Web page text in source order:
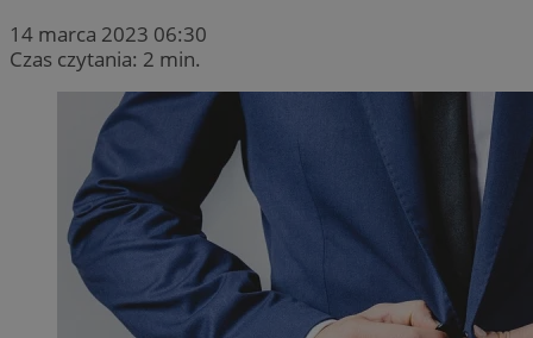
14 marca 2023 06:30
Czas czytania: 2 min.